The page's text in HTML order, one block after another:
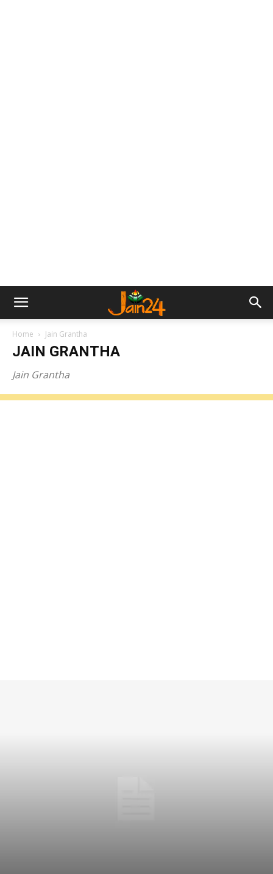
Home Jain Grantha
JAIN GRANTHA
Jain Grantha